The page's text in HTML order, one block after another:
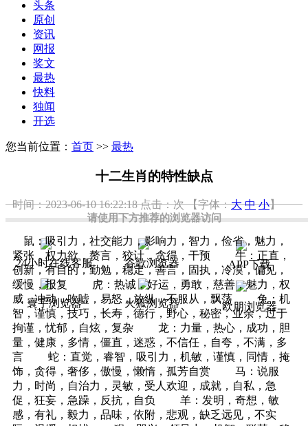
请使用下方推荐的浏览器访问
24小时在线客服 谷歌浏览器 APP下载
寰宇浏览器 火狐浏览器 欧朋浏览器
头条
原创
资讯
网报
奖文
最热
快料
独闻
开选
您当前位置： 首页 >> 最热
十二生肖的特性缺点
时间：2023-06-10 16:22:18点击：次 【字体：大 中 小】
鼠：吸引力，社交能力，影响力，智力，俭省，魅力，
紧张，权力欲，赘言，狡计，贪得，干预 牛：正直，
创新，有目的，勤勉，稳定，善言，固执，冷漠，偏见，
缓慢，报复 虎：热诚，好运，勇敢，慈善，魅力，权
威，冲动，吹嘘，易怒，放纵，不服从，飘荡 兔：机
智，谨慎，技巧，长寿，德行，野心，秘密，业余，过于
拘谨，忧郁，自炫，复杂 龙：力量，热心，成功，胆
量，健康，多情，僵直，迷惑，不信任，自夸，不满，多
言 蛇：直觉，睿智，吸引力，机敏，谨慎，同情，掩
饰，贪得，奢侈，傲慢，懒惰，孤芳自赏 马：说服
力，时尚，自治力，灵敏，受人欢迎，成就，自私，急
促，狂妄，急躁，反抗，自负 羊：发明，奇想，敏
感，有礼，毅力，品味，依附，悲观，缺乏远见，不实